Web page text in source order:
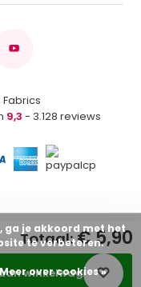
winkelwagen
Totaal:€ 5,90
Fabrics
9,3 - 3.128 reviews
ga je akkoord met het
te verbeteren.
over cookies »